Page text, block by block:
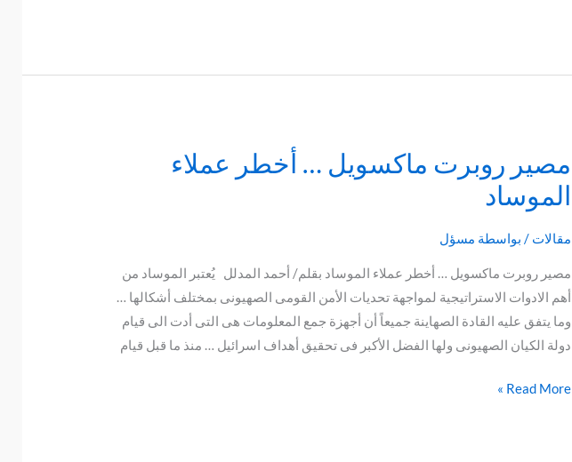
مصير روبرت ماكسويل … أخطر عملاء
الموساد
مقالات / بواسطة مسؤل
مصير روبرت ماكسويل … أخطر عملاء الموساد بقلم/ أحمد المدلل يُعتبر الموساد من
أهم الادوات الاستراتيجية لمواجهة تحديات الأمن القومى الصهيونى بمختلف أشكالها …
وما يتفق عليه القادة الصهاينة جميعاً أن أجهزة جمع المعلومات هى التى أدت الى قيام
دولة الكيان الصهيونى ولها الفضل الأكبر فى تحقيق أهداف اسرائيل … منذ ما قبل قيام
روبرت
ماكسويل
عملاء
الموساد
Read More »